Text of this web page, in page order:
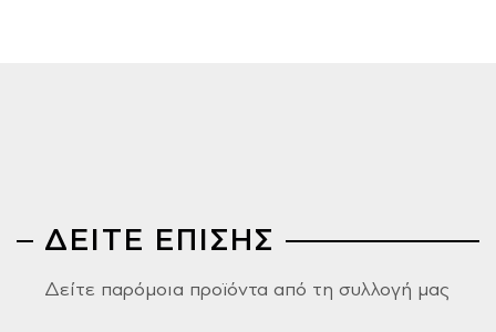
ΔΕΙΤΕ ΕΠΙΣΗΣ
Δείτε παρόμοια προϊόντα από τη συλλογή μας